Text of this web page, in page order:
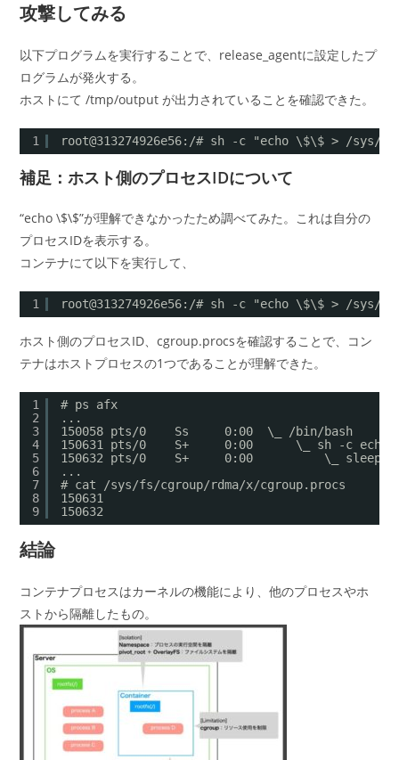
攻撃してみる
以下プログラムを実行することで、release_agentに設定したプ
ログラムが発火する。
ホストにて /tmp/output が出力されていることを確認できた。
1 root@313274926e56:/# sh -c "echo \$\$ > /sys/
補足：ホスト側のプロセスIDについて
“echo \$\$”が理解できなかったため調べてみた。これは自分の
プロセスIDを表示する。
コンテナにて以下を実行して、
1 root@313274926e56:/# sh -c "echo \$\$ > /sys/
ホスト側のプロセスID、cgroup.procsを確認することで、コン
テナはホストプロセスの1つであることが理解できた。
1
2
3
4
5
6
7
8
9
# ps afx
...
150058 pts/0    Ss     0:00  \_ /bin/bash
150631 pts/0    S+     0:00      \_ sh -c
150632 pts/0    S+     0:00          \_ sleep
...
# cat /sys/fs/cgroup/rdma/x/cgroup.procs
150631
150632
結論
コンテナプロセスはカーネルの機能により、他のプロセスやホ
ストから隔離したもの。